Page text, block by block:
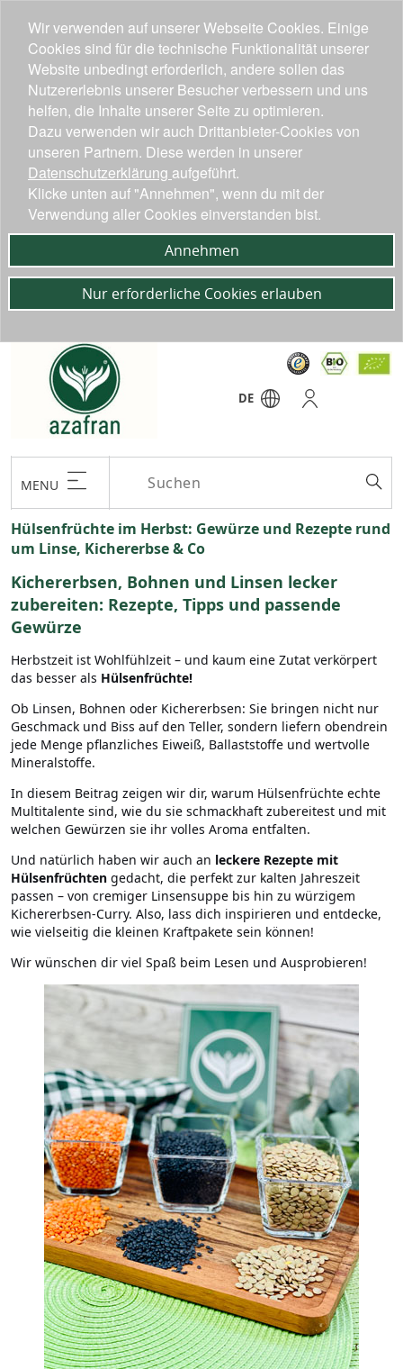
DE
MENU
Hülsenfrüchte im Herbst: Gewürze und Rezepte rund
um Linse, Kichererbse & Co
Kichererbsen, Bohnen und Linsen lecker
zubereiten: Rezepte, Tipps und passende
Gewürze
Herbstzeit ist Wohlfühlzeit – und kaum eine Zutat verkörpert
das besser als Hülsenfrüchte!
Ob Linsen, Bohnen oder Kichererbsen: Sie bringen nicht nur
Geschmack und Biss auf den Teller, sondern liefern obendrein
jede Menge pflanzliches Eiweiß, Ballaststoffe und wertvolle
Mineralstoffe.
In diesem Beitrag zeigen wir dir, warum Hülsenfrüchte echte
Multitalente sind, wie du sie schmackhaft zubereitest und mit
welchen Gewürzen sie ihr volles Aroma entfalten.
Und natürlich haben wir auch an leckere Rezepte mit
Hülsenfrüchten gedacht, die perfekt zur kalten Jahreszeit
passen – von cremiger Linsensuppe bis hin zu würzigem
Kichererbsen-Curry. Also, lass dich inspirieren und entdecke,
wie vielseitig die kleinen Kraftpakete sein können!
Wir wünschen dir viel Spaß beim Lesen und Ausprobieren!
Wir verwenden auf unserer Webseite Cookies. Einige
Cookies sind für die technische Funktionalität unserer
Website unbedingt erforderlich, andere sollen das
Nutzererlebnis unserer Besucher verbessern und uns
helfen, die Inhalte unserer Seite zu optimieren.
Dazu verwenden wir auch Drittanbieter-Cookies von
unseren Partnern. Diese werden in unserer
Datenschutzerklärung aufgeführt.
Klicke unten auf "Annehmen", wenn du mit der
Verwendung aller Cookies einverstanden bist.
Annehmen
Nur erforderliche Cookies erlauben